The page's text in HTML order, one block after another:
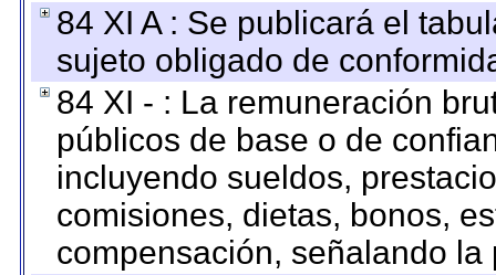
84 XI A : Se publicará el
sujeto obligado de
84 XI - : La remuneración
públicos de base o de
incluyendo sueldos,
comisiones, dietas, bonos,
compensación, señalando